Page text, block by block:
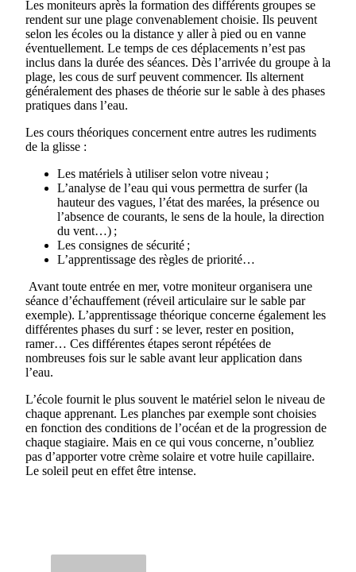
Les moniteurs après la formation des différents groupes se
rendent sur une plage convenablement choisie. Ils peuvent
selon les écoles ou la distance y aller à pied ou en vanne
éventuellement. Le temps de ces déplacements n’est pas
inclus dans la durée des séances. Dès l’arrivée du groupe à la
plage, les cous de surf peuvent commencer. Ils alternent
généralement des phases de théorie sur le sable à des phases
pratiques dans l’eau.
Les cours théoriques concernent entre autres les rudiments
de la glisse :
Les matériels à utiliser selon votre niveau ;
L’analyse de l’eau qui vous permettra de surfer (la
hauteur des vagues, l’état des marées, la présence ou
l’absence de courants, le sens de la houle, la direction
du vent…) ;
Les consignes de sécurité ;
L’apprentissage des règles de priorité…
Avant toute entrée en mer, votre moniteur organisera une
séance d’échauffement (réveil articulaire sur le sable par
exemple). L’apprentissage théorique concerne également les
différentes phases du surf : se lever, rester en position,
ramer… Ces différentes étapes seront répétées de
nombreuses fois sur le sable avant leur application dans
l’eau.
L’école fournit le plus souvent le matériel selon le niveau de
chaque apprenant. Les planches par exemple sont choisies
en fonction des conditions de l’océan et de la progression de
chaque stagiaire. Mais en ce qui vous concerne, n’oubliez
pas d’apporter votre crème solaire et votre huile capillaire.
Le soleil peut en effet être intense.